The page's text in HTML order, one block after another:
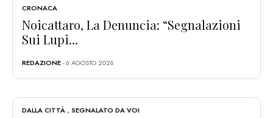
CRONACA
Noicattaro, La Denuncia: “Segnalazioni
Sui Lupi...
REDAZIONE- 6 AGOSTO 2026
DALLA CITTÀ, SEGNALATO DA VOI